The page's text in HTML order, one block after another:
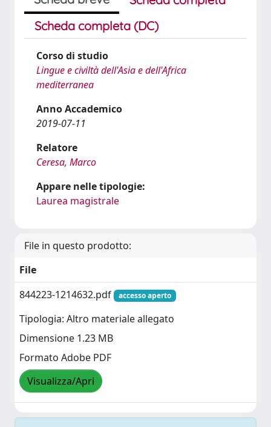
Scheda completa (DC)
Corso di studio
Lingue e civiltà dell'Asia e dell'Africa
mediterranea
Anno Accademico
2019-07-11
Relatore
Ceresa, Marco
Appare nelle tipologie:
Laurea magistrale
File in questo prodotto:
File
844223-1214632.pdf
accesso aperto
Tipologia: Altro materiale allegato
Dimensione 1.23 MB
Formato Adobe PDF
Visualizza/Apri